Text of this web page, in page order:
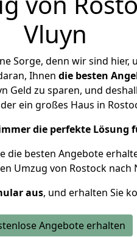
Vluyn
Sorge, denn wir sind hier,
Ihnen die besten
zu sparen, und
ein großes Haus in
die perfekte Lösung
die besten Angebote
Umzug von Rostock nach
aus, und erhalten Sie
Angebote erhalten